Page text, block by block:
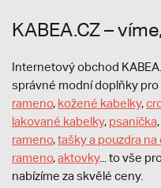
KABEA.CZ –
Internetový obchod
správné modní doplňky pro
rameno, kožené kabelky,
lakované kabelky, psaníčka,
rameno,tašky a pouzdra na
rameno,aktovky... to vše
nabízíme za skvělé ceny.